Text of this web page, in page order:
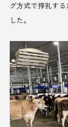
グ方式で搾乳す
した。